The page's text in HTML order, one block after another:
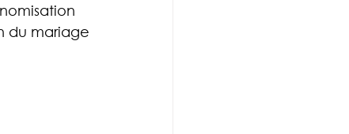
du mariage